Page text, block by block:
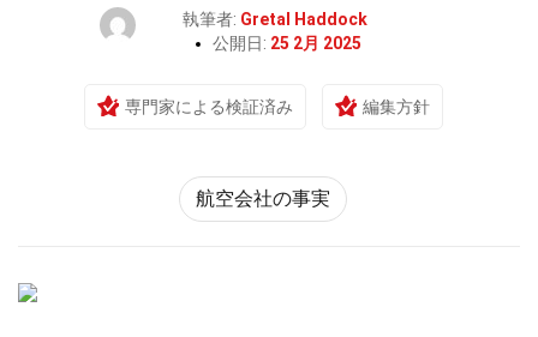
執筆者: Gretal Haddock
公開日: 25 2月 2025
専門家による検証済み 編集方針
航空会社の事実